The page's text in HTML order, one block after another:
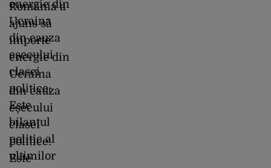
România a
ajuns să
importe
energie din
Ucraina
din cauza
eșecului
clasei
politice:
Este